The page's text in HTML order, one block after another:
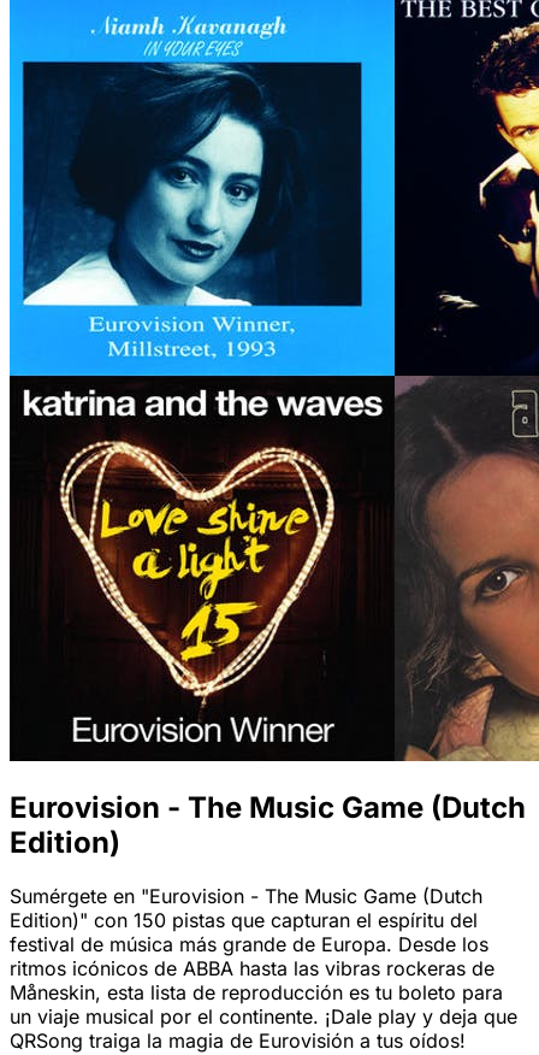
Eurovision - The Music Game (Dutch
Edition)
Sumérgete en "Eurovision - The Music Game (Dutch
Edition)" con 150 pistas que capturan el espíritu del
festival de música más grande de Europa. Desde los
ritmos icónicos de ABBA hasta las vibras rockeras de
Måneskin, esta lista de reproducción es tu boleto para
un viaje musical por el continente. ¡Dale play y deja que
QRSong traiga la magia de Eurovisión a tus oídos!